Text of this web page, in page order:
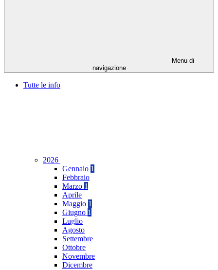
Menu di
navigazione
Tutte le info
2026
Gennaio 1
Febbraio
Marzo 1
Aprile
Maggio 1
Giugno 1
Luglio
Agosto
Settembre
Ottobre
Novembre
Dicembre